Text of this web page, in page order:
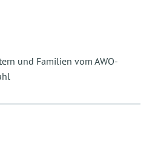
und Familien vom AWO-